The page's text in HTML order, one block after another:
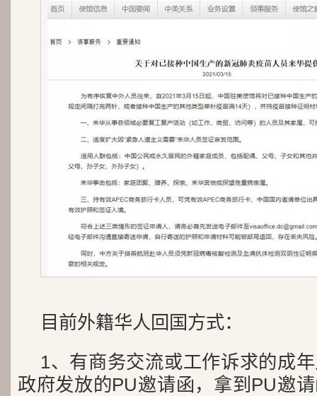
目前外籍华人回国方式：
1、有商务交流或工作诉求的成
政府发放的PU邀请函，拿到PU邀